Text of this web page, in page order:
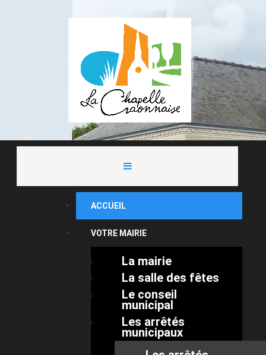
ACCUEIL
VOTRE MAIRIE
La mairie
La salle des fêtes
Le conseil
municipal
Les arrêtés
municipaux